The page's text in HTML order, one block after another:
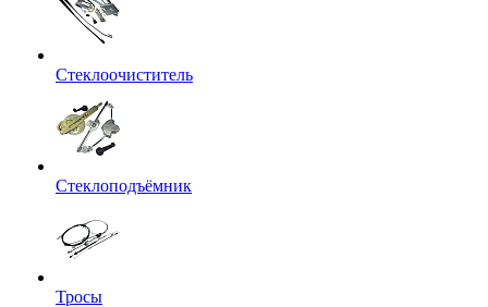
Стеклоочиститель
Стеклоподъёмник
Тросы